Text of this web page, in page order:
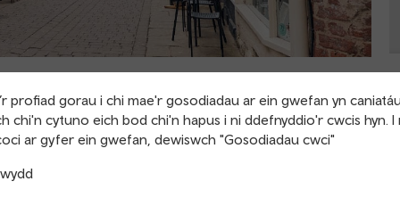
profiad gorau i chi mae'r gosodiadau ar ein gwefan yn
chi'n cytuno eich bod chi'n hapus i ni ddefnyddio'r cwcis hyn. I
ar gyfer ein gwefan, dewiswch "Gosodiadau cwci"
cyfoethog a phensaernïaeth syfrdanol. Mae'r ddinas yn
16 milltir i'r dwyrain o'r ffin â Chymru.